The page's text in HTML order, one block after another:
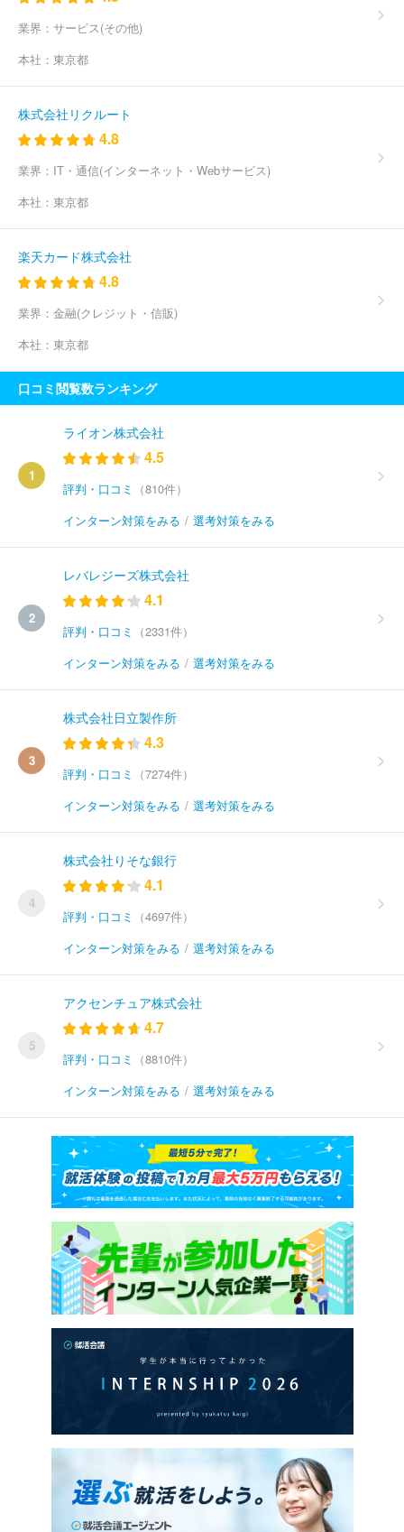
業界： サービス(その他)
本社： 東京都
株式会社リクルート
4.8
業界： IT・通信(インターネット・Webサービス)
本社： 東京都
楽天カード株式会社
4.8
業界： 金融(クレジット・信販)
本社： 東京都
口コミ閲覧数ランキング
1
ライオン株式会社
4.5
評判・口コミ
（810件）
インターン対策をみる / 選考対策をみる
2
レバレジーズ株式会社
4.1
評判・口コミ
（2331件）
インターン対策をみる / 選考対策をみる
3
株式会社日立製作所
4.3
評判・口コミ
（7274件）
インターン対策をみる / 選考対策をみる
4
株式会社りそな銀行
4.1
評判・口コミ
（4697件）
インターン対策をみる / 選考対策をみる
5
アクセンチュア株式会社
4.7
評判・口コミ
（8810件）
インターン対策をみる / 選考対策をみる